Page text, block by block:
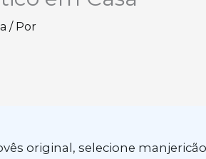
/ Por
original, selecione